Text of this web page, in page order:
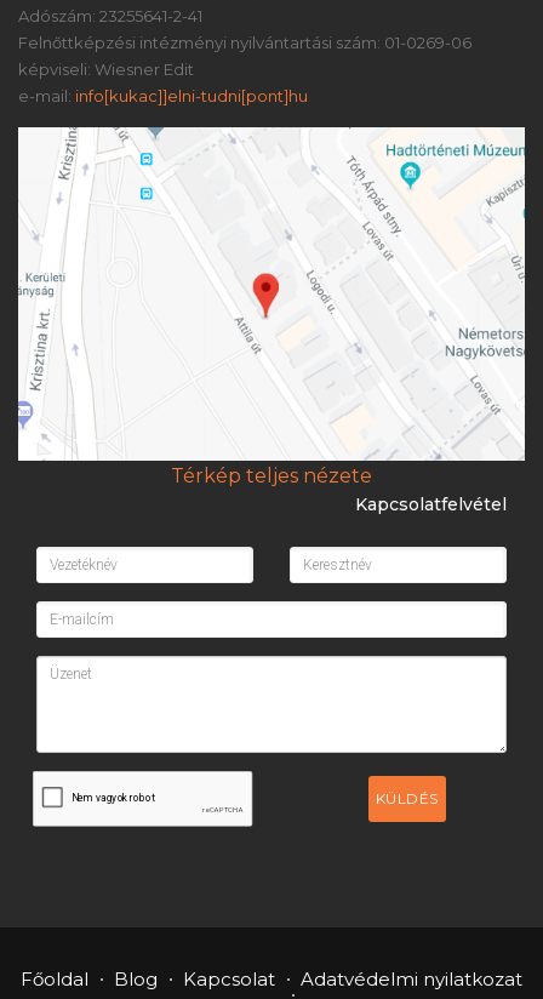
Adószám: 23255641-2-41
Felnőttképzési intézményi nyilvántartási szám: 01-0269-06
képviseli: Wiesner Edit
e-mail: info[kukac]]elni-tudni[pont]hu
Térkép teljes nézete
Kapcsolatfelvétel
KÜLDÉS
Főoldal Blog Kapcsolat
Adatvédelmi nyilatkozat